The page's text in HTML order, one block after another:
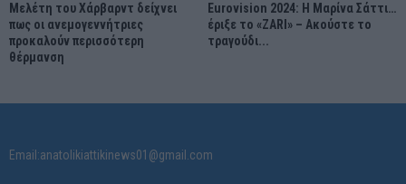
Μελέτη του Χάρβαρντ δείχνει
πως οι ανεμογεννήτριες
προκαλούν περισσότερη
θέρμανση
Eurovision 2024: Η Μαρίνα Σάττι…
έριξε το «ZARI» – Ακούστε το
τραγούδι...
Email:anatolikiattikinews01@gmail.com